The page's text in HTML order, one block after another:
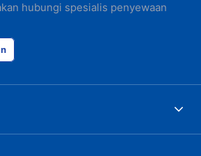
hubungi spesialis penyewaan